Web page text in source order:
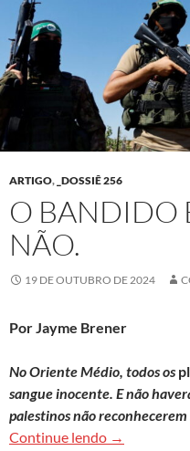
ARTIGO, _DOSSIÊ 256
O BANDIDO
NÃO.
19 DE OUTUBRO DE 2024
Por Jayme Brener
No Oriente Médio, todos os
sangue inocente. E não
palestinos não
Continue lendo O bandido é
→